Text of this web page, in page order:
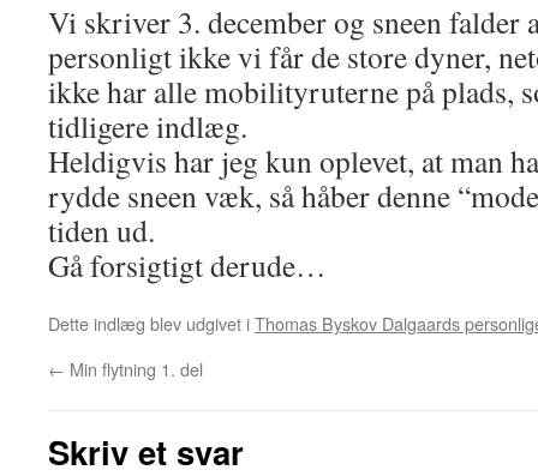
Vi skriver 3. december og sneen falder
personligt ikke vi får de store dyner,
ikke har alle mobilityruterne på plads,
tidligere indlæg.
Heldigvis har jeg kun oplevet, at man
rydde sneen væk, så håber denne
tiden ud.
Gå forsigtigt derude…
Dette indlæg blev udgivet iThomas Byskov Dalgaards
← Min flytning 1. del
Skriv et svar